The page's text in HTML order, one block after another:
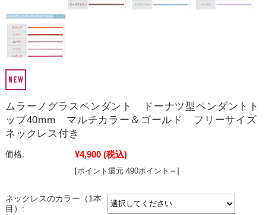
ムラーノグラスペンダント ドーナツ型ペンダントト
ップ40mm マルチカラー＆ゴールド フリーサイズ
ネックレス付き
価格: ¥4,900 (税込)
[ポイント還元 490ポイント～]
ネックレスのカラー（1本
目）: